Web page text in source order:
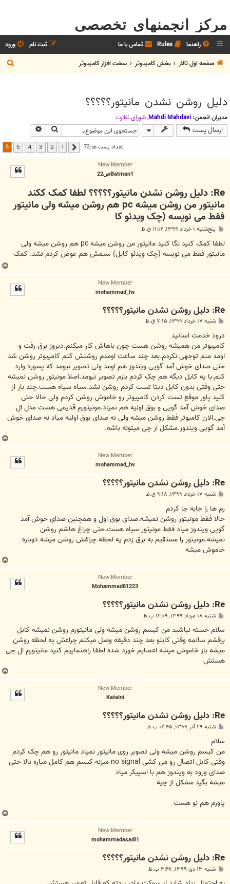
مرکز انجمنهای تخصصی
راهنما Rules تماس با ما ورود
ثبت نام
صفحه اول تالار
بخش كامپيوتر سخت افزار كامپيوتر
س
دلیل روشن نشدن مانیتور؟؟؟؟؟
مدیران انجمن: Mahdi Mahdavi
,شوراي نظارت
ارسال پست جستجو
تعداد پست ها:72 قبلی 1
2
3
4
5
6
New Member
Batman1ص22
Re: دلیل روشن نشدن مانیتور؟؟؟؟؟ لطفا کمک ککند
مانیتور من روشن میشه pc هم روشن میشه ولی مانیتور
فقط می نویسه (چک ویدئو کا
س
ت
پنج‌شنبه ۱ خرداد ۱۳۹۹, ۱۱:۱۲ ق.ظ
لطفا کمک کنید نگا کنید مانیتور من روشن میشه pc هم روشن میشه ولی
مانیتور فقط می نویسه (چک ویدئو کابل) سیمش هم عوض کردم نشد. کمک
New Member
mohammad_hv
Re: دلیل روشن نشدن مانیتور؟؟؟؟؟
ت
شنبه ۱۷ خرداد ۱۳۹۹, ۷:۱۵ ق.ظ
درود خدمت اساتید
کامپیوتر من همیشه روشن هست چون باهاش کار میکنم.دیروز برق رفت و
اومد منم توجهی نکردم.بعد چند ساعت اومدم روشنش کنم کامپیوتر روشن شد
حتی صدای خوش آمد گویی ویندوز هم اومد ولی تصویر نیومد که پسورد وارد
کنم.با یه کابل دیگه هم چک کردم بازم تصویر نیومد.اصلا مونیتور روشن نمیشه
حتی وقتی بدون کابل دیتا تست کردم روشن نشد.سیاه سیاه هست.چند بار از
کلید پاور موقع تست کردن کامپیوتر رو خاموش روشن کردم ولی حالا حتی
صدای خوش آمد گویی و بوق اولیه هم نمیاد.مونیتورم قدیمی هست مدل ال
جی.الان کامیوتر فقط روشن میشه ولی نه صدای بوق اولیه میاد نه صدای خوش
آمد گویی ویندوز.مشکل از چی میتونه باشه.
New Member
mohammad_hv
Re: دلیل روشن نشدن مانیتور؟؟؟؟؟
ت
شنبه ۱۷ خرداد ۱۳۹۹, ۹:۱۸ ق.ظ
رم ها را جابه جا کردم
حالا فقط مونیتور روشن نمیشه.صدای بوق اول و همچنین صدای خوش آمد
گویی ویندوز میاد فقط مونیتور سیاه هست.حتی چراغ هاشم روشن
نمیشه.مونیتور را مستقیم به برق زدم یه لحظه چراغش روشن میشه دوباره
خاموش میشه
New Member
Mohammad81223
Re: دلیل روشن نشدن مانیتور؟؟؟؟؟
ت
شنبه ۱۸ مرداد ۱۳۹۹, ۱۲:۰۹ ب.ظ
سلام خسته نباشید من کیسم روشن میشه ولی مانیتورم روشن نمیشه کابل
برقشم سالمه وقتی کابلو بعد چند دقیقه وصل میکنم چراغش یه لحظه روشن
میشه باز خاموش میشه اعصابم خورد شده لطفا راهنماییم کنید مانیتورم ال جی
هستش
New Member
Katalni
Re: دلیل روشن نشدن مانیتور؟؟؟؟؟
ت
شنبه ۲۹ آذر ۱۳۹۹, ۱۲:۴۵ ب.ظ
سلام
من کیسم روشن میشه ولی تصویر روی مانیتور نمیاد مانیتور رو هم چک کردم
وقتی کابل اتصال رو می کشی no signal میزنه کیسم هم کامل میاره بالا حتی
صدای ورود به ویندوز هم با اسپیکر میاد
میشه بگید مشکل از چیه
پاورم هم نو هست
New Member
mohammadasadi1
Re: دلیل روشن نشدن مانیتور؟؟؟؟؟
ت
شنبه ۱۳ دی ۱۳۹۹, ۳:۴۸ ب.ظ